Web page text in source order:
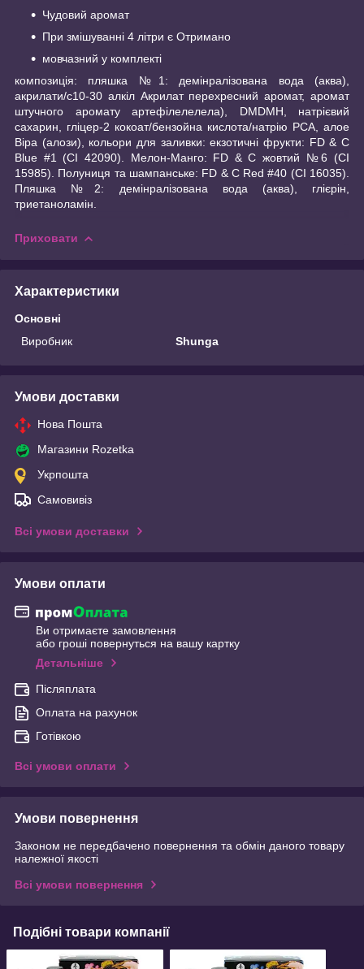
Чудовий аромат
При змішуванні 4 літри є Отримано
мовчазний у комплекті
композиція: пляшка №1: демінралізована вода (аква),
акрилати/c10-30 алкіл Акрилат перехресний аромат, аромат
штучного аромату артефілелелела), DMDMH, натрієвий
сахарин, гліцер-2 кокоат/бензойна кислота/натрію PCA, алое
Віра (алози), кольори для заливки: екзотичні фрукти: FD & C
Blue #1 (CI 42090). Мелон-Манго: FD & C жовтий №6 (CI
15985). Полуниця та шампанське: FD & C Red #40 (CI 16035).
Пляшка №2: демінралізована вода (аква), глієрін,
триетаноламін.
Приховати
Характеристики
Основні
Виробник
Shunga
Умови доставки
Нова Пошта
Магазини Rozetka
Укрпошта
Самовивіз
Всі умови доставки
Умови оплати
Ви отримаєте замовлення
або гроші повернуться на вашу картку
Детальніше
Післяплата
Оплата на рахунок
Готівкою
Всі умови оплати
Умови повернення
Законом не передбачено повернення та обмін даного товару
належної якості
Всі умови повернення
Подібні товари компанії